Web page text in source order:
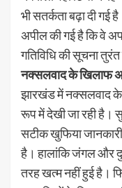
भी सतर्कता बढ़ा दी
अपील की गई है कि वे
गतिविधि की सूचना
नक्सलवाद के खिलाफ
झारखंड में नक्सलवाद के
रूप में देखी जा रही है।
सटीक खुफिया
है। हालांकि जंगल और
तरह खत्म नहीं हुई है।